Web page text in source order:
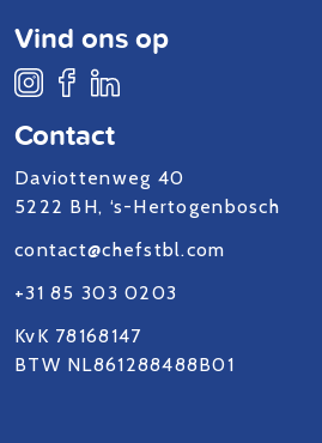
Contact
Daviottenweg 40
5222 BH, ‘s-Hertogenbosch
contact@chefstbl.com
+31 85 303 0203
KvK 78168147
BTW NL861288488B01
Vind ons op